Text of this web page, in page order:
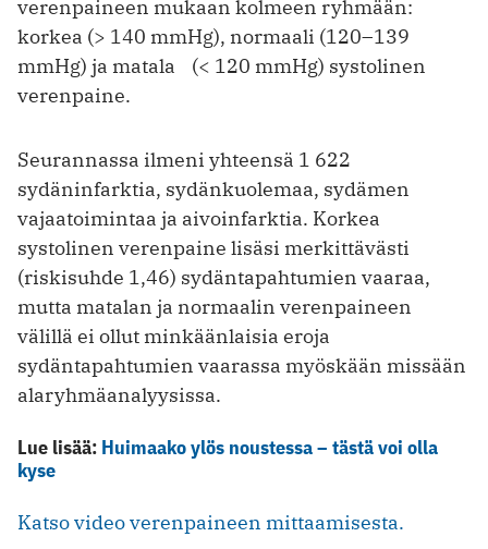
verenpaineen mukaan kolmeen ryhmään:
korkea (> 140 mmHg), normaali (120–139
mmHg) ja matala (< 120 mmHg) systolinen
verenpaine.
Seurannassa ilmeni yhteensä 1 622
sydäninfarktia, sydänkuolemaa, sydämen
vajaatoimintaa ja aivoinfarktia. ­Korkea
systolinen verenpaine lisäsi merkittävästi
(riskisuhde 1,46) sydäntapahtumien vaaraa,
mutta matalan ja normaalin verenpaineen
välillä ei ollut minkäänlaisia eroja
sydäntapahtumien vaarassa myöskään missään
alaryhmäanalyysissa.
Lue lisää: Huimaako ylös noustessa – tästä voi olla
kyse
Katso video verenpaineen mittaamisesta.